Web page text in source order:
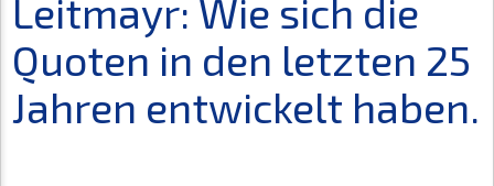
Leitmayr: Wie sich die
Quoten in den letzten 25
Jahren entwickelt haben.